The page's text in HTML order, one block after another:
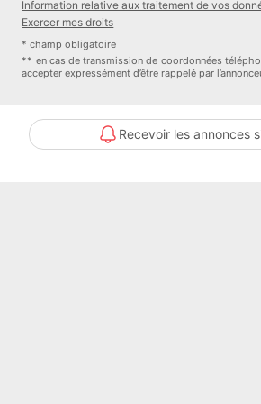
énergétiques de dernière génération.
128205; Localisation idéale
Quartier résidentiel prisé, calme et
Information relative aux traitement de vos
Exercer mes droits
* champ obligatoire
** en cas de transmission de coordonnées
accepter expressément d’être rappelé par
Recevoir les annonces